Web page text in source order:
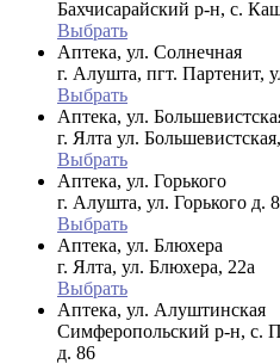
Бахчисарайский р-н, с.
Выбрать
Аптека, ул. Солнечная
г. Алушта, пгт. Партенит,
Выбрать
Аптека, ул.
г. Ялта ул.
Выбрать
Аптека, ул. Горького
г. Алушта, ул. Горького д.
Выбрать
Аптека, ул. Блюхера
г. Ялта, ул. Блюхера, 22а
Выбрать
Аптека, ул. Алуштинская
Симферопольский р-н, с.
д. 86